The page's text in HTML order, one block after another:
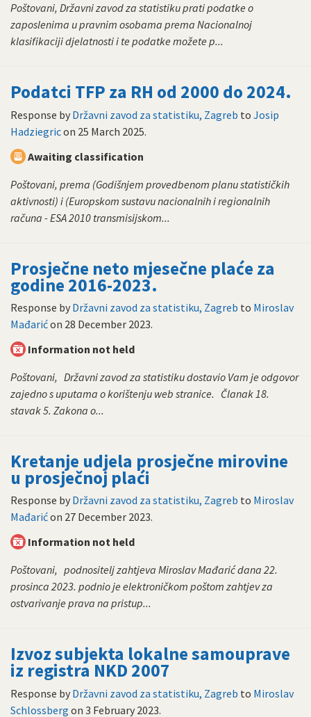
Poštovani, Državni zavod za statistiku prati podatke o
zaposlenima u pravnim osobama prema Nacionalnoj
klasifikaciji djelatnosti i te podatke možete p...
Podatci TFP za RH od 2000 do 2024.
Response by Državni zavod za statistiku, Zagreb to Josip
Hadziegricon 25 March 2025.
Awaiting classification
Poštovani, prema (Godišnjem provedbenom planu statističkih
aktivnosti) i (Europskom sustavu nacionalnih i regionalnih
računa - ESA 2010 transmisijskom...
Prosječne neto mjesečne plaće za
godine 2016-2023.
Response by Državni zavod za statistiku, Zagreb to Miroslav
Mađarićon 28 December 2023.
Information not held
Poštovani, Državni zavod za statistiku dostavio Vam je odgovor
zajedno s uputama o korištenju web stranice. Članak 18.
stavak 5. Zakona o...
Kretanje udjela prosječne mirovine
u prosječnoj plaći
Response by Državni zavod za statistiku, Zagreb to Miroslav
Mađarićon 27 December 2023.
Information not held
Poštovani, podnositelj zahtjeva Miroslav Mađarić dana 22.
prosinca 2023. podnio je elektroničkom poštom zahtjev za
ostvarivanje prava na pristup...
Izvoz subjekta lokalne samouprave
iz registra NKD 2007
Response by Državni zavod za statistiku, Zagreb to Miroslav
Schlossberg on 3 February 2023.